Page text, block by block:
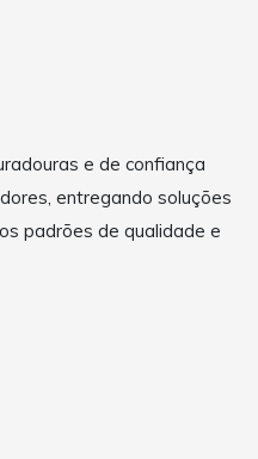
e de confiança
entregando soluções
padrões de qualidade e